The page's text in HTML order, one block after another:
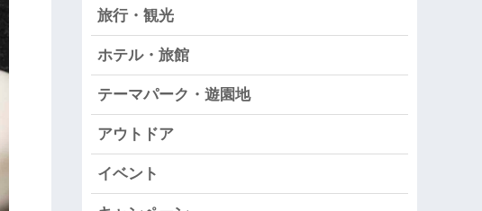
旅行・観光
ホテル・旅館
テーマパーク・遊園地
アウトドア
イベント